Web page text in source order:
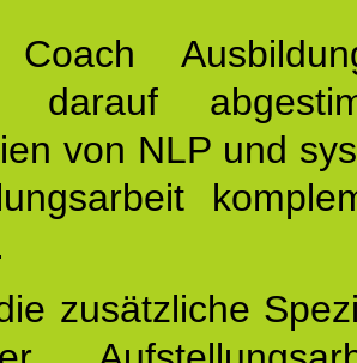
Coach
darauf
von NLP und
zusätzliche